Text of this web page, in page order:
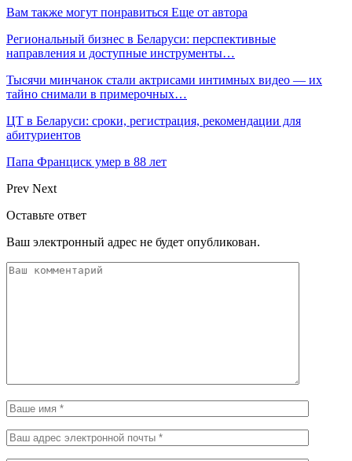
Вам также могут понравиться Еще от автора
Региональный бизнес в Беларуси: перспективные
направления и доступные инструменты…
Тысячи минчанок стали актрисами интимных видео — их
тайно снимали в примерочных…
ЦТ в Беларуси: сроки, регистрация, рекомендации для
абитуриентов
Папа Франциск умер в 88 лет
Prev Next
Оставьте ответ
Ваш электронный адрес не будет опубликован.